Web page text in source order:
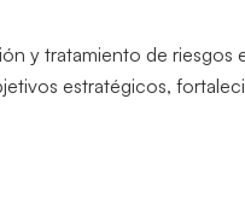
y tratamiento de riesgos
estratégicos,